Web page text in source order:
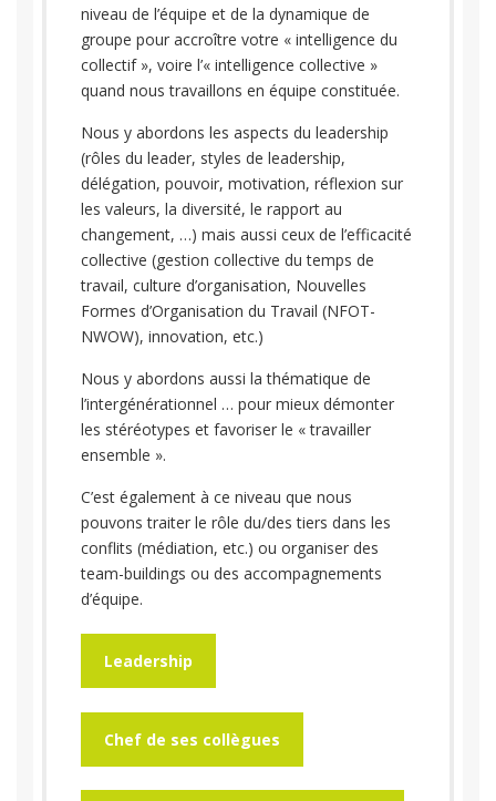
niveau de l’équipe et de la dynamique de
groupe pour accroître votre « intelligence du
collectif », voire l’« intelligence collective »
quand nous travaillons en équipe constituée.
Nous y abordons les aspects du leadership
(rôles du leader, styles de leadership,
délégation, pouvoir, motivation, réflexion sur
les valeurs, la diversité, le rapport au
changement, …) mais aussi ceux de l’efficacité
collective (gestion collective du temps de
travail, culture d’organisation, Nouvelles
Formes d’Organisation du Travail (NFOT-
NWOW), innovation, etc.)
Nous y abordons aussi la thématique de
l’intergénérationnel … pour mieux démonter
les stéréotypes et favoriser le « travailler
ensemble ».
C’est également à ce niveau que nous
pouvons traiter le rôle du/des tiers dans les
conflits (médiation, etc.) ou organiser des
team-buildings ou des accompagnements
d’équipe.
Leadership
Chef de ses collègues